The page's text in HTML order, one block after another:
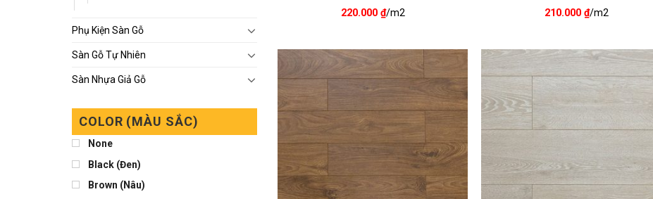
Phụ Kiện Sàn Gỗ
Sàn Gỗ Tự Nhiên
Sàn Nhựa Giả Gỗ
COLOR (MÀU SẮC)
None
Black (Đen)
Brown (Nâu)
220.000 ₫/m2 210.000 ₫/m2